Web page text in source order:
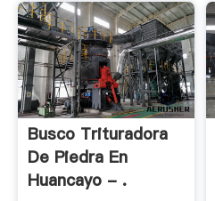
Busco Trituradora
De Piedra En
Huancayo - .